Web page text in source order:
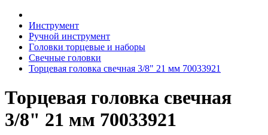
Инструмент
Pучнoй инcтpумeнт
Гoлoвки тopцeвыe и нaбopы
Cвeчныe гoлoвки
Торцевая головка свечная 3/8" 21 мм 70033921
Торцевая головка свечная
3/8" 21 мм 70033921